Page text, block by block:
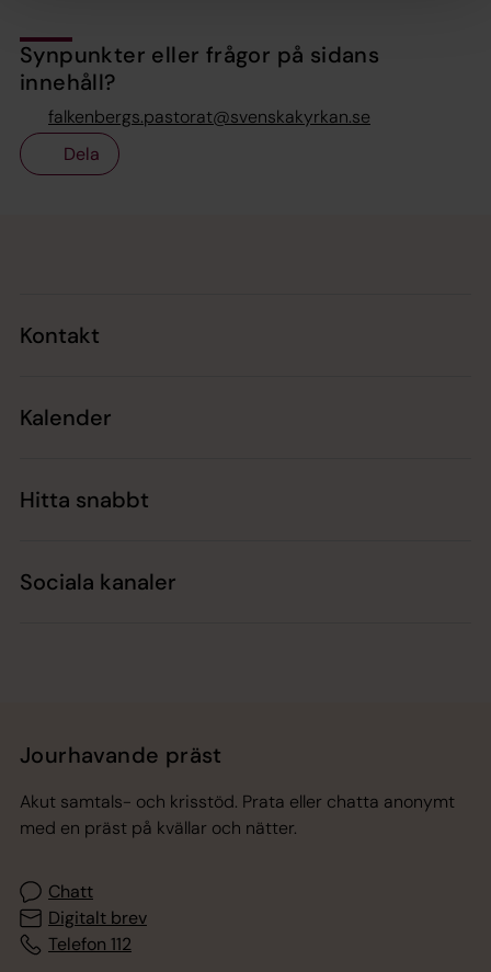
Synpunkter eller frågor på sidans
innehåll?
falkenbergs.pastorat@svenskakyrkan.se
Dela
Kontakt
Kalender
Hitta snabbt
Sociala kanaler
Jourhavande präst
Akut samtals- och krisstöd. Prata eller chatta anonymt
med en präst på kvällar och nätter.
Chatt
Digitalt brev
Telefon 112